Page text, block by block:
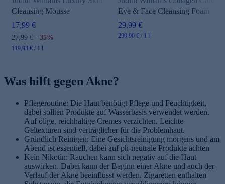
Cleansing Mousse
17,99 €
27,99 € -35%
119,93 € / 1 l
Eye & Face Cleansing Foam
29,99 €
299,90 € / 1 l
Was hilft gegen Akne?
Pflegeroutine: Die Haut benötigt Pflege und Feuchtigkeit,
dabei sollten Produkte auf Wasserbasis verwendet werden.
Auf ölige, reichhaltige Cremes verzichten. Leichte
Geltexturen sind verträglicher für die Problemhaut.
Gründlich Reinigen: Eine Gesichtsreinigung morgens und am
Abend ist essentiell, dabei auf ph-neutrale Produkte achten
Kein Nikotin: Rauchen kann sich negativ auf die Haut
auswirken. Dabei kann der Beginn einer Akne und auch der
Verlauf der Akne beeinflusst werden. Zigaretten enthalten